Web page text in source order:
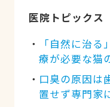
医院トピックス
「自然に治
療が必要な猫
口臭の原因は
置せず専門家